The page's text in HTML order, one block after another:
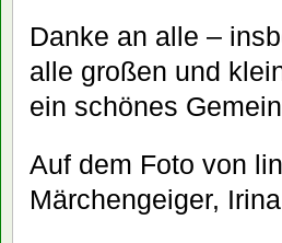
Danke an alle –
alle großen und
ein schönes
Auf dem Foto von
Märchengeiger,